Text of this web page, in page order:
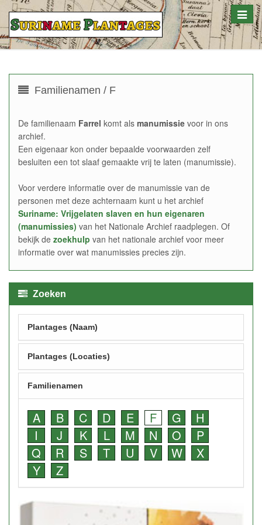
Toggle
Familienamen / F
De familienaam Farrel komt als manumissie voor in ons
archief.
Een eigenaar kon onder bepaalde voorwaarden zelf
besluiten een tot slaaf gemaakte vrij te laten (manumissie).
Voor verdere informatie over de manumissie van de
personen met deze achternaam kunt u het archief
Suriname: Vrijgelaten slaven en hun eigenaren
(manumissies) van het Nationale Archief raadplegen. Of
bekijk de zoekhulp van het nationale archief voor meer
informatie over wat manumissies precies zijn.
Zoeken
Plantages (Naam)
Plantages (Locaties)
Familienamen
A B C D E F G
H
I
J K L M N O
P
Q
R S T U V W
X
Y
Z